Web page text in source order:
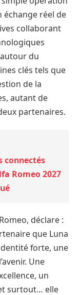
échange réel de
collaborant
du
clés tels que
de la
autant de
partenaires.
connectés
Romeo 2027
déclare :
que Luna
forte, une
Une
un
surtout… elle